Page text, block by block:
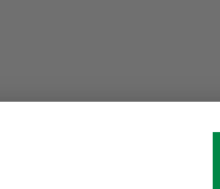
ungelesene und
gelb-